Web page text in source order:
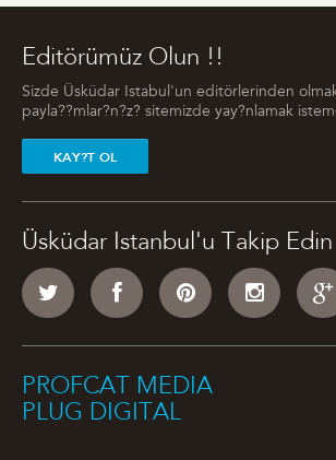
Editörümüz Olun !!
Sizde Üsküdar Istabul'un editörlerinden
payla??mlar?n?z? sitemizde yay?nlamak
KAY?T OL
Üsküdar Istanbul'u Takip Edin
PROFCAT MEDIA
PLUG DIGITAL